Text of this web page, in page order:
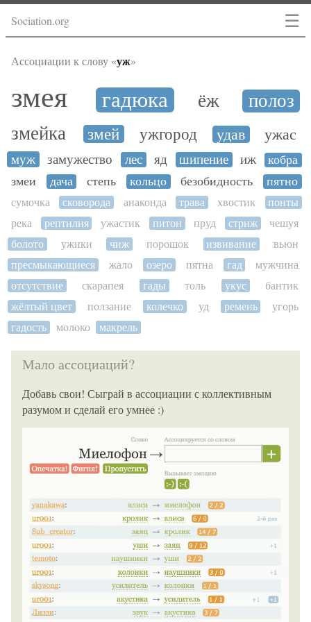
☰
Sociation.org
Ассоциации к слову «уж»
змея гадюка ёж
полоз
змейка
змей ужгород удав ужас
муж замужество лес яд шипение иж
кобра
змеи
дача степь кольцо безобидность пятно
сумочка сковорода анаконда трава хвостик
понты
река
рептилия ужастик питон пруд стриж
чешуя
болото
ужики чиж порошок извивание
вьюн
пресмыкающиеся
жало озеро пятна гад
мужчина
отсутствие
скарапея гады толь укус
бантик
жёлтый цвет
ползание колечко уд ремень
угорь
гадость
молоко макрель
Мало ассоциаций?
Добавь свои! Сыграй в ассоциации с коллективным
разумом и сделай его умнее :)